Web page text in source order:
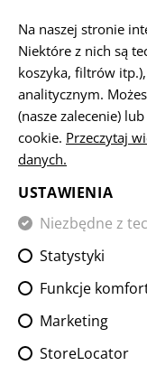
STRONA GŁÓWNA
AUG SOF
Na naszej stronie
Niektóre z nich są
koszyka, filtrów
analitycznym.
(nasze zalecenie)
cookie. Przeczytaj
danych.
USTAWIENIA
Niezbędne z
Statystyki
Funkcje
Marketing
StoreLocator